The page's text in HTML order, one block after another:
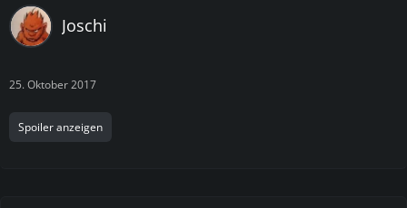
Joschi
25. Oktober 2017
Spoiler anzeigen